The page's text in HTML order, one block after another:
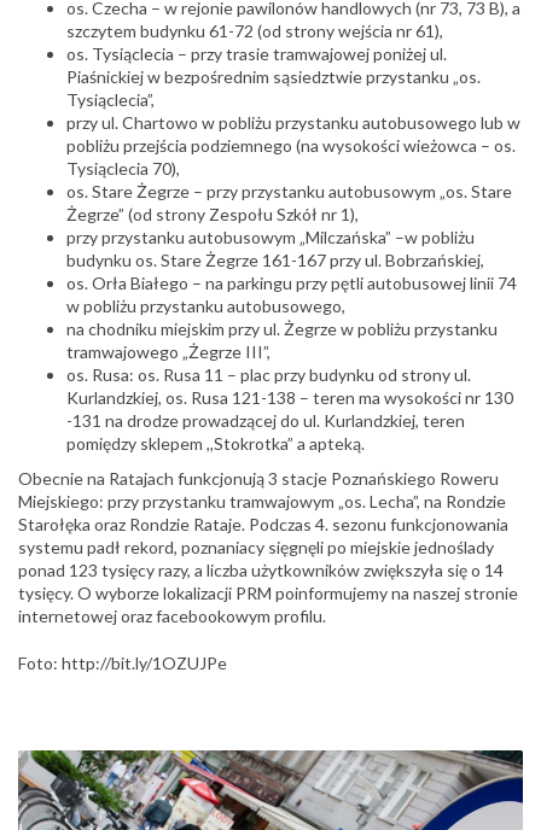
os. Czecha – w rejonie pawilonów handlowych (nr 73, 73 B), a
szczytem budynku 61-72 (od strony wejścia nr 61),
os. Tysiąclecia – przy trasie tramwajowej poniżej ul.
Piaśnickiej w bezpośrednim sąsiedztwie przystanku „os.
Tysiąclecia”,
przy ul. Chartowo w pobliżu przystanku autobusowego lub w
pobliżu przejścia podziemnego (na wysokości wieżowca – os.
Tysiąclecia 70),
os. Stare Żegrze – przy przystanku autobusowym „os. Stare
Żegrze” (od strony Zespołu Szkół nr 1),
przy przystanku autobusowym „Milczańska” –w pobliżu
budynku os. Stare Żegrze 161-167 przy ul. Bobrzańskiej,
os. Orła Białego – na parkingu przy pętli autobusowej linii 74
w pobliżu przystanku autobusowego,
na chodniku miejskim przy ul. Żegrze w pobliżu przystanku
tramwajowego „Żegrze III”,
os. Rusa: os. Rusa 11 – plac przy budynku od strony ul.
Kurlandzkiej, os. Rusa 121-138 – teren ma wysokości nr 130
-131 na drodze prowadzącej do ul. Kurlandzkiej, teren
pomiędzy sklepem ,,Stokrotka” a apteką.
Obecnie na Ratajach funkcjonują 3 stacje Poznańskiego Roweru
Miejskiego: przy przystanku tramwajowym „os. Lecha”, na Rondzie
Starołęka oraz Rondzie Rataje. Podczas 4. sezonu funkcjonowania
systemu padł rekord, poznaniacy sięgnęli po miejskie jednoślady
ponad 123 tysięcy razy, a liczba użytkowników zwiększyła się o 14
tysięcy. O wyborze lokalizacji PRM poinformujemy na naszej stronie
internetowej oraz facebookowym profilu.
Foto: http://bit.ly/1OZUJPe